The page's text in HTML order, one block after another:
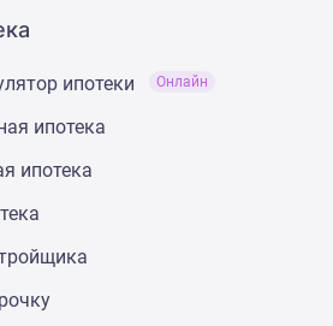
ипотеки Онлайн
ипотека
ипотека